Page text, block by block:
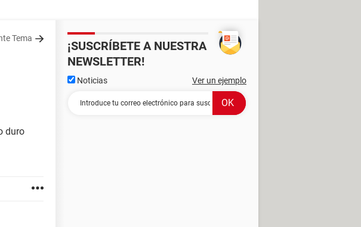
Tema
duro
¡SUSCRÍBETE A NUESTRA
NEWSLETTER!
Noticias Ver un ejemplo